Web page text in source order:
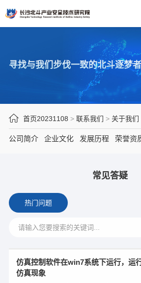
寻找与我们步伐一致的北斗逐梦者
首页20231108 > 联系我们 > 关于我们
公司简介 企业文化 发展历程 荣誉资
常见答疑
热门问题
仿真控制软件在win7系统下运行，运
仿真现象